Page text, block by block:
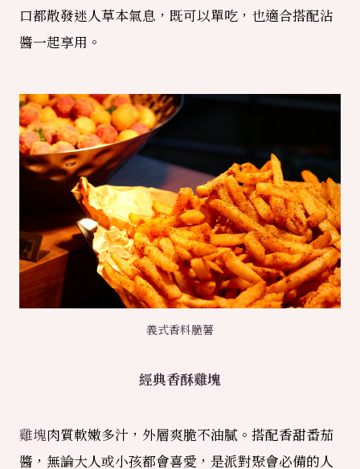
口都散發迷人草本氣息，既可以單吃，也適合搭配沾
醬一起享用。
義式香料脆薯
經典香酥雞塊
雞塊肉質軟嫩多汁，外層爽脆不油膩。搭配香甜番茄
醬，無論大人或小孩都會喜愛，是派對聚會必備的人